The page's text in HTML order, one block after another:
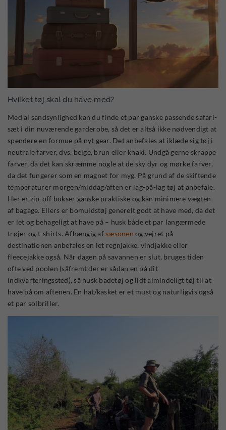
Hvilket tøj skal du have med?
Med al sandsynlighed kan du finde et par ganske passende safari-
sæt i din nuværende garderobe, så det er altså ikke nødvendigt at
spendere en formue på nyt gear. Det anbefales at iklæde sig tøj i
neutrale farver, dvs. beige, brun eller khaki. Undgå gerne skrappe
farver, da det kan skræmme nogle at de sky dyr og mørke farver,
da det fungerer som en magnet for myg. På grund af de skiftende
temperaturer morgen/middag/aften er lag-på-lag tøj at anbefale.
Her er zip-off bukser ganske praktiske og kan minimere vægten
af bagage. Ellers er bomuldstøj generelt godt at have med, da det
er let og behageligt at have på – husk både et par langærmede
trøjer og t-shirts. Afhængig afsæsonen og vejret på
destinationen anbefales en let regnjakke, vindjakke eller
fleecejakke også. Når dagen på savannen er slut, bruges tiden
ofte ved poolen (såfremt der er sådan en på dit
indkvarteringssted), så husk badetøj og lidt almindeligt tøj til at
have på om aftenen. En hat/kasket er et must og naturligvis også
et par solbriller.